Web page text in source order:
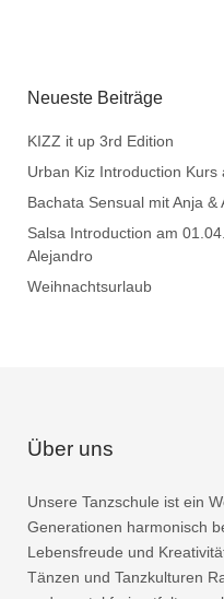
Neueste Beiträge
KIZZ it up 3rd Edition
Urban Kiz Introduction
Bachata Sensual mit Anja
Salsa Introduction am
Alejandro
Weihnachtsurlaub
Über uns
Unsere Tanzschule ist ein
Generationen harmonisch
Lebensfreude und
Tänzen und Tanzkulturen